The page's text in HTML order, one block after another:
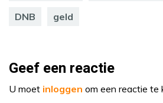
DNB geld
Geef een reactie
U moet inloggen om een reactie te